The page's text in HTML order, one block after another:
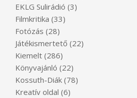
EKLG Sulirádió (3)
Filmkritika (33)
Fotózás (28)
Játékismertető (22)
Kiemelt (286)
Könyvajánló (22)
Kossuth-Diák (78)
Kreatív oldal (6)